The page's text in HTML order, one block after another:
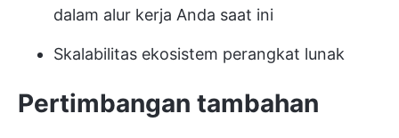
dalam alur kerja Anda saat ini
Skalabilitas ekosistem perangkat lunak
Pertimbangan tambahan